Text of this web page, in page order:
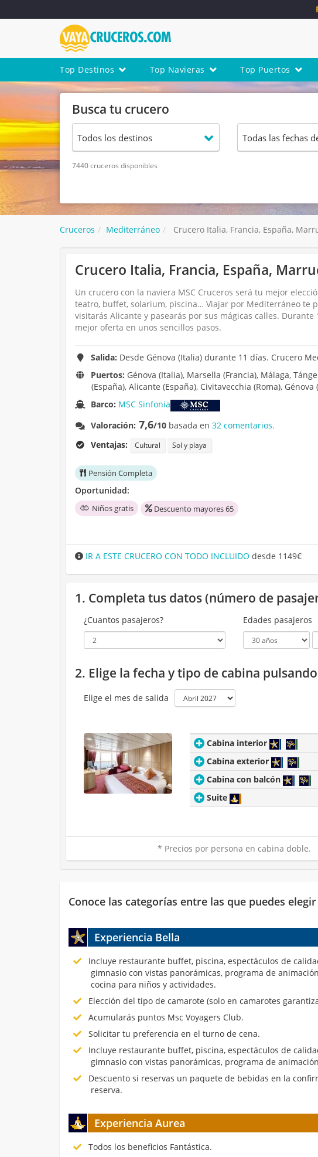
Top Destinos Top Navieras Top Puertos
Busca tu crucero
7440 cruceros disponibles
Cruceros Mediterráneo Crucero Italia, Francia, España,
Crucero Italia, Francia, España,
Un crucero con la naviera MSC Cruceros será tu mejor
teatro, buffet, solarium, piscina… Viajar por Mediterráneo te
visitarás Alicante y pasearás por sus mágicas calles.
mejor oferta en unos sencillos pasos.
Salida: Desde Génova (Italia) durante 11 días. Crucero
Puertos: Génova (Italia), Marsella (Francia), Málaga,
(España), Alicante (España), Civitavecchia (Roma), Génova
Barco: MSC Sinfonia
Valoración: 7,6/10 basada en32 comentarios.
Ventajas:
Cultural Sol y playa
Pensión Completa
Oportunidad:
Niños gratis Descuento mayores 65
IR A ESTE CRUCERO CON TODO INCLUIDO desde 1149€
1. Completa tus datos (número de
¿Cuantos pasajeros? Edades pasajeros
2. Elige la fecha y tipo de cabina
Elige el mes de salida
Cabina interior
Cabina exterior
Cabina con balcón
Suite
* Precios por persona en cabina doble.
Conoce las categorías entre las que puedes
Experiencia Bella
Incluye restaurante buffet, piscina, espectáculos de
gimnasio con vistas panorámicas, programa de
cocina para niños y actividades.
Elección del tipo de camarote (solo en camarotes
Acumularás puntos Msc Voyagers Club.
Solicitar tu preferencia en el turno de cena.
Incluye restaurante buffet, piscina, espectáculos de
gimnasio con vistas panorámicas, programa de
Descuento si reservas un paquete de bebidas en la
reserva.
Experiencia Aurea
Todos los beneficios Fantástica.